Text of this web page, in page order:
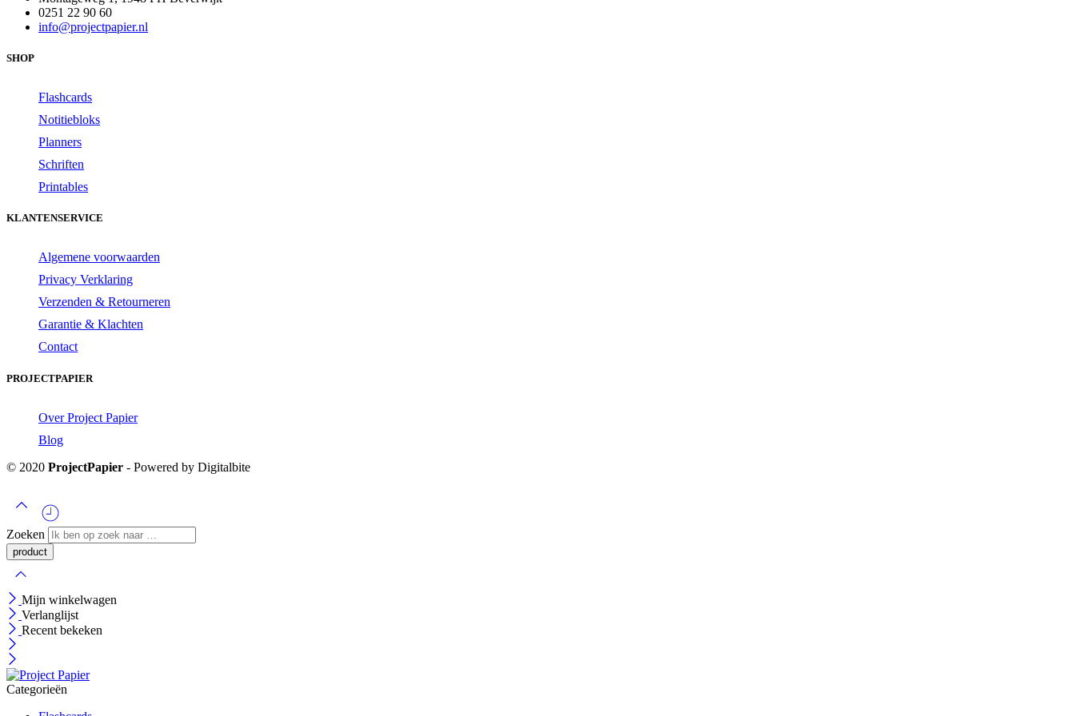
0251 22 90 60
info@projectpapier.nl
SHOP
Flashcards
Notitiebloks
Planners
Schriften
Printables
KLANTENSERVICE
Algemene voorwaarden
Privacy Verklaring
Verzenden & Retourneren
Garantie & Klachten
Contact
PROJECTPAPIER
Over Project Papier
Blog
© 2020 ProjectPapier - Powered by Digitalbite
Zoeken
Mijn winkelwagen
Verlanglijst
Recent bekeken
Categorieën